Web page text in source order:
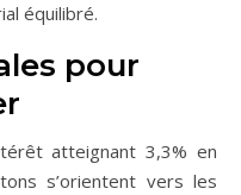
équilibré.
pour
atteignant 3,3% en
s’orientent vers les